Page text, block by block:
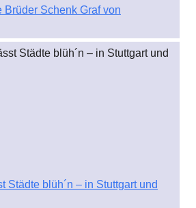
Brüder Schenk Graf von
Städte blüh´n – in Stuttgart und